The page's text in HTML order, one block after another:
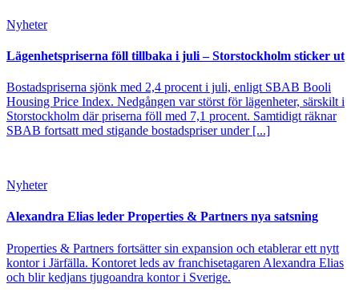
Nyheter
Lägenhetspriserna föll tillbaka i juli – Storstockholm sticker ut
Bostadspriserna sjönk med 2,4 procent i juli, enligt SBAB Booli
Housing Price Index. Nedgången var störst för lägenheter, särskilt i
Storstockholm där priserna föll med 7,1 procent. Samtidigt räknar
SBAB fortsatt med stigande bostadspriser under [...]
Nyheter
Alexandra Elias leder Properties & Partners nya satsning
Properties & Partners fortsätter sin expansion och etablerar ett nytt
kontor i Järfälla. Kontoret leds av franchisetagaren Alexandra Elias
och blir kedjans tjugoandra kontor i Sverige.